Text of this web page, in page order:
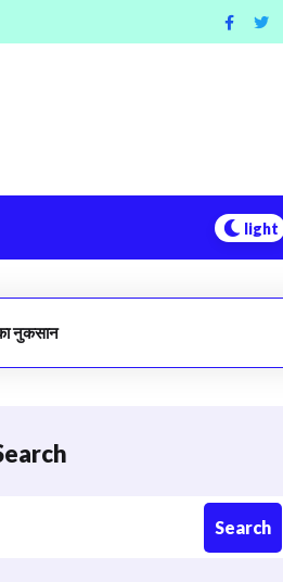
नुकसान
Search